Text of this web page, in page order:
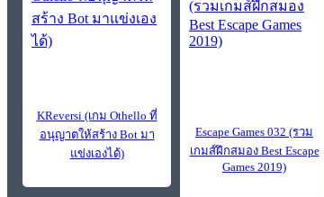
KReversi (เกม Othello ที่
อนุญาตให้สร้าง Bot มา
แข่งเองได้)
Escape Games 032 (รวม
เกมส์ฝึกสมอง Best Escape
Games 2019)